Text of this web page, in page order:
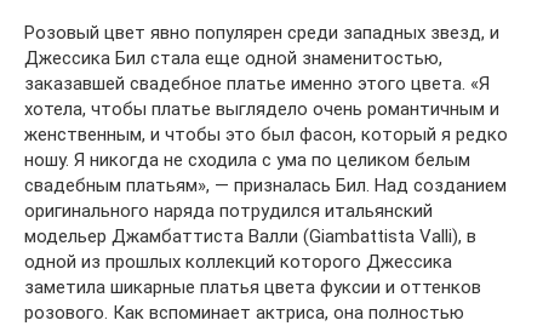
Розовый цвет явно популярен среди западных звезд, и
Джессика Бил стала еще одной знаменитостью,
заказавшей свадебное платье именно этого цвета. «Я
хотела, чтобы платье выглядело очень романтичным и
женственным, и чтобы это был фасон, который я редко
ношу. Я никогда не сходила с ума по целиком белым
свадебным платьям», — призналась Бил. Над созданием
оригинального наряда потрудился итальянский
модельер Джамбаттиста Валли (Giambattista Valli), в
одной из прошлых коллекций которого Джессика
заметила шикарные платья цвета фуксии и оттенков
розового. Как вспоминает актриса, она полностью